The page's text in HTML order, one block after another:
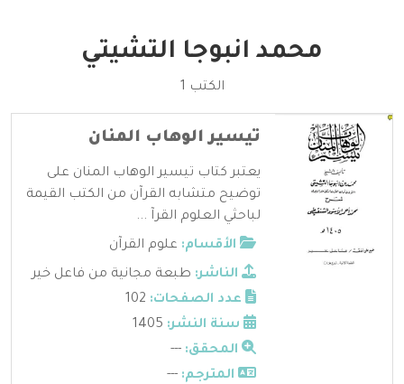
محمد انبوجا التشيتي
الكتب 1
تيسير الوهاب المنان
يعتبر كتاب تيسير الوهاب المنان على
توضيح متشابه القرآن من الكتب القيمة
لباحثي العلوم القرآ ...
الأقسام: علوم القرآن
الناشر: طبعة مجانية من فاعل خير
عدد الصفحات:
سنة النشر:
المحقق: ---
المترجم: ---